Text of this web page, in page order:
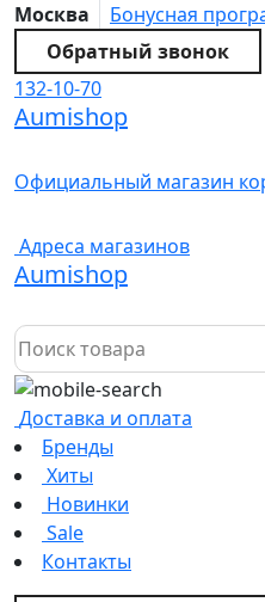
Москва Бонусная
Обратный звонок
132-10-70
Aumishop
Официальный магазин
Адреса магазинов
Aumishop
Доставка и оплата
Бренды
Хиты
Новинки
Sale
Контакты